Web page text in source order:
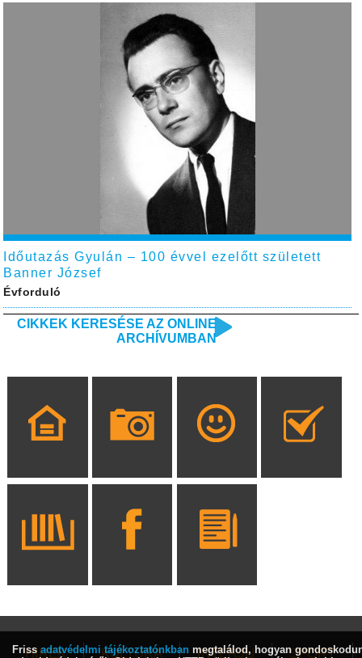
Időutazás Gyulán – 100 évvel ezelőtt született
Banner József
Évforduló
CIKKEK KERESÉSE AZ ONLINE
ARCHÍVUMBAN
HÍREK KULTÚRA INTERJÚ SPORT
Friss adatvédelmi tájékoztatónkban megtalálod, hogyan